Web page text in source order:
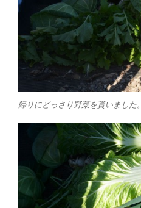
帰りにどっさり野菜を貰いました。